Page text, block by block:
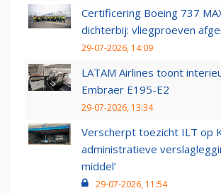
Certificering Boeing 737
dichterbij: vliegproeven
29-07-2026, 14:09
LATAM Airlines toont
Embraer E195-E2
29-07-2026, 13:34
Verscherpt toezicht ILT op
administratieve
middel’
29-07-2026, 11:54